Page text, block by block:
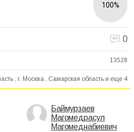
100%
0
13528
, г. Москва , Самарская область и еще 4
Баймурзаев
Магомедрасул
Магомеднабиевич